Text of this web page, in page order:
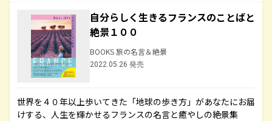
自分らしく生きるフランスのことばと
絶景１００
BOOKS 旅の名言＆絶景
2022.05.26 発売
世界を４０年以上歩いてきた「地球の歩き方」があなたにお届
けする、人生を輝かせるフランスの名言と癒やしの絶景集